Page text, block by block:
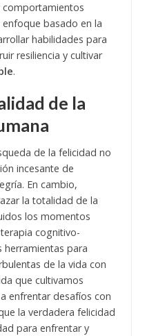
comportamientos
basado en la
habilidades para
resiliencia y cultivar
.
de la
de la felicidad no
incesante de
En cambio,
la totalidad de la
los momentos
cognitivo-
herramientas para
de la vida con
que cultivamos
enfrentar desafíos con
la verdadera felicidad
para enfrentar y